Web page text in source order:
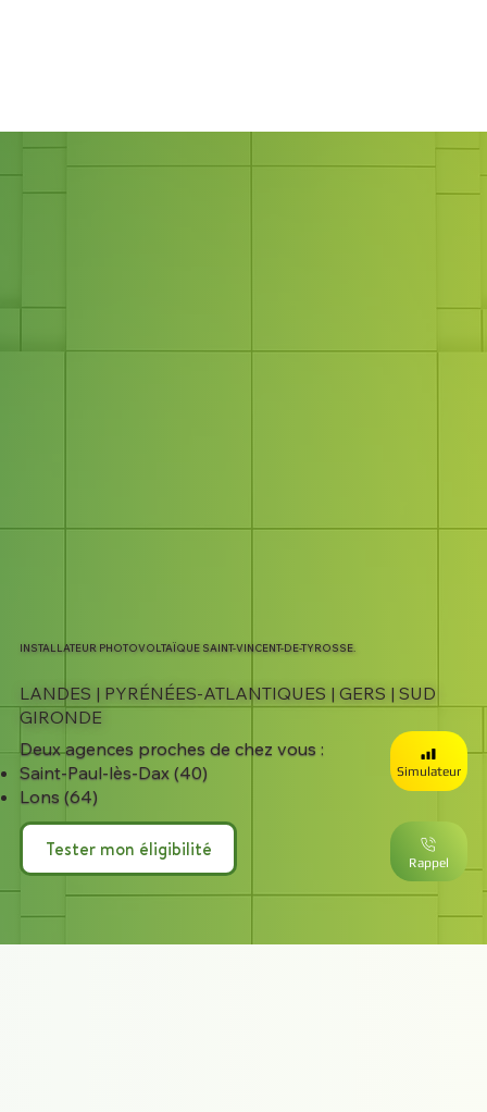
INSTALLATEUR PHOTOVOLTAÏQUE SAINT-VINCENT-DE-TYROSSE.
LANDES | PYRÉNÉES-ATLANTIQUES | GERS | SUD
GIRONDE
Deux agences proches de chez vous :​​
Saint-Paul-lès-Dax (40)
Lons (64)
Tester mon éligibilité
Simulateur
Rappel